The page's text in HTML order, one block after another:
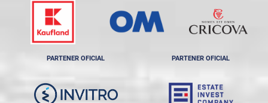
PARTENER OFICIAL PARTENER OFICIAL